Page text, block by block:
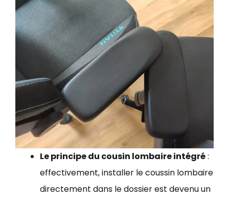
Le principe du cousin lombaire intégré:
effectivement, installer le coussin lombaire
directement dans le dossier est devenu un